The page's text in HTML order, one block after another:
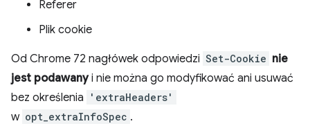
Referer
Plik cookie
Od Chrome 72 nagłówek odpowiedzi Set-Cookie nie
jest podawanyi nie można go modyfikować ani usuwać
bez określenia
'extraHeaders'
w opt_extraInfoSpec .